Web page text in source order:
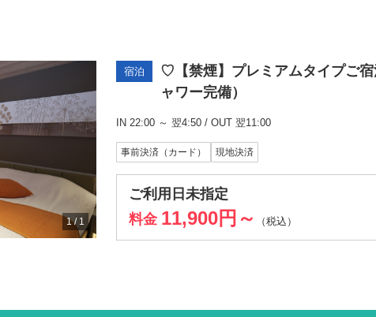
1/ 1
宿泊
♡【禁煙】プレミアムタイプご
ャワー完備）
IN 22:00 ～ 翌4:50 / OUT 翌11:00
事前決済（カード） 現地決済
ご利用日未指定
料金 11,900円～ （税込）